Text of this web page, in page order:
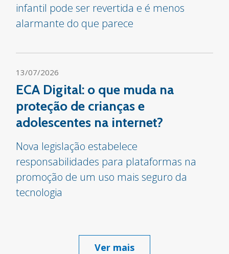
infantil pode ser revertida e é menos
alarmante do que parece
13/07/2026
ECA Digital: o que muda na
proteção de crianças e
adolescentes na internet?
Nova legislação estabelece
responsabilidades para plataformas na
promoção de um uso mais seguro da
tecnologia
Ver mais